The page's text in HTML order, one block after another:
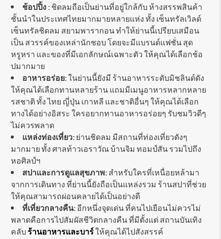
ช้อปปิ้ง :ชิดลมถือเป็นย่านที่อยู่ใกล้กับ ห้างสรรพสินค้า
ชั้นนำในประเทศไทยมากมายหลายแห่ง ทั้ง เซ็นทรัลเวิลด์
เซ็นทรัลชิดลม สยามพารากอน ทำให้ย่านนี้เปรียบเสมือน
เป็น สวรรค์ของเหล่านักชอบ โดยจะมีแบรนด์แฟชั่น สุด
หรูหรา และของที่มีเอกลักษณ์เฉพาะตัว ให้คุณได้เลือกช้อ
ปมากมาย
อาหารอร่อย:ในย่านนี้ยังมี ร้านอาหารระดับมิชลินด์ดัง
ให้คุณได้เลือกทานหลายร้าน แถมมีเมนูอาหารหลากหลาย
รสชาติ ทั้ง ไทย ญี่ปุ่น เกาหลี และชาติอื่นๆ ให้คุณได้เลือก
ทางได้อย่างอิสระ ใครอยากทานอาหารอร่อยๆ รับชมวิวดีๆ
ไม่ควรพลาด
แหล่งท่องเที่ยว:ย่านชิดลม มีสถานที่ท่องเที่ยวดังๆ
มากมาย ทั้ง ศาลท้าวเอราวัณ บ้านจิม ทอมป์สัน รวมไปถึง
หอศิลป์ฯ
สปาและการดูแลสุขภาพ:สำหรับใครที่เหนื่อยหล้ามา
จากการเดินทาง ที่ย่านนี้ยังถือเป็นแหล่งรวม ร้านสปาที่ช่วย
ให้คุณสามารถผ่อนคลายได้เป็นอย่างดี
ที่เที่ยวกลางคืน:อีกหนึ่งจุดเด่น ที่คนไปเยือนไม่ควรไม่
พลาดคือการไปสัมผัสชีวิตกลางคืน ที่มีตั้งแต่ สถานบันเทิง
คลับร้านอาหารและบาร์ให้คุณได้ไปสังสรรค์